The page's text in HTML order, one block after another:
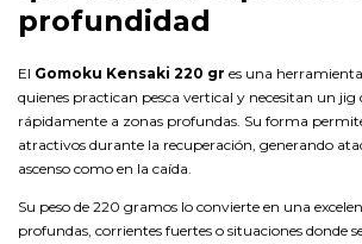
profundidad
El Gomoku Kensaki 220 gr es una
quienes practican pesca vertical y necesitan un jig
rápidamente a zonas profundas. Su forma
atractivos durante la recuperación, generando
ascenso como en la caída.
Su peso de 220 gramos lo convierte en una
profundas, corrientes fuertes o situaciones donde